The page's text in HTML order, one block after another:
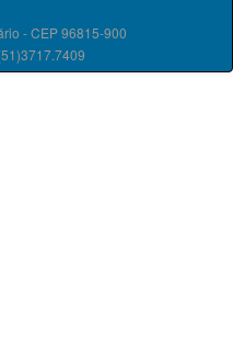
- CEP 96815-900